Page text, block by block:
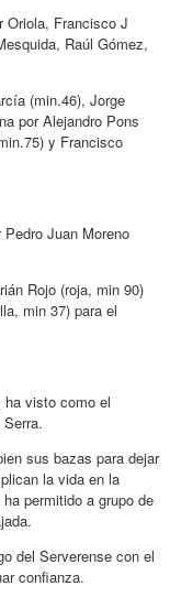
Oriola, Francisco J
Raúl Gómez,
(min.46), Jorge
por Alejandro Pons
y Francisco
Juan Moreno
Rojo (roja, min 90)
min 37) para el
ha visto como el
sus bazas para dejar
la vida en la
permitido a grupo de
del Serverense con el
confianza.